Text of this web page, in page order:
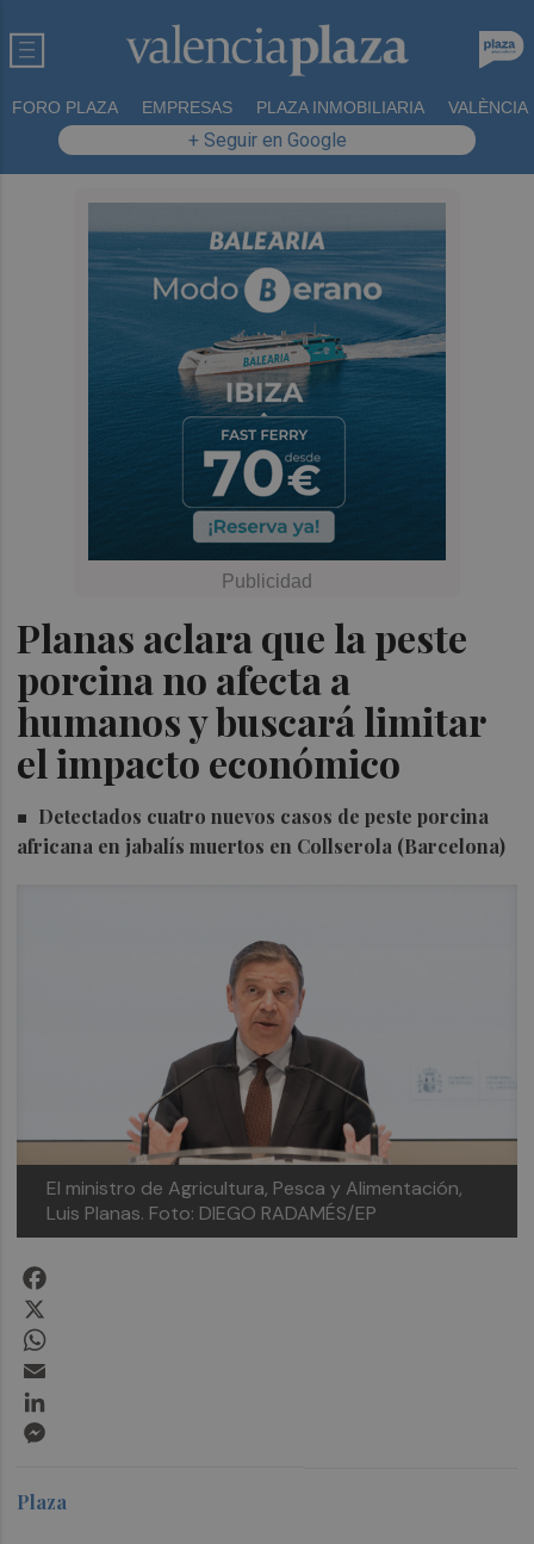
FORO PLAZA EMPRESAS PLAZA INMOBILIARIA VALÈNCIA
+ Seguir en Google
Planas aclara que la peste
porcina no afecta a
humanos y buscará limitar
el impacto económico
Detectados cuatro nuevos casos de peste porcina
africana en jabalís muertos en Collserola (Barcelona)
El ministro de Agricultura, Pesca y Alimentación,
Luis Planas. Foto: DIEGO RADAMÉS/EP
Plaza